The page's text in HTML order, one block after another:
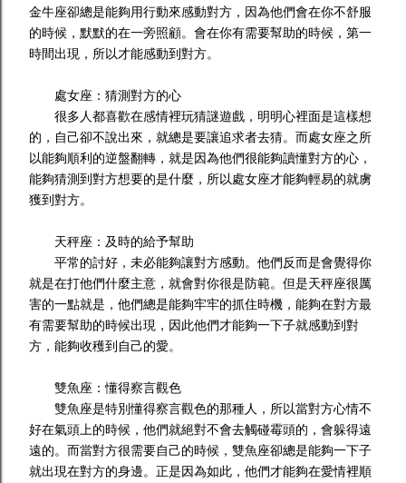
金牛座卻總是能夠用行動來感動對方，因為他們會在你不舒服
的時候，默默的在一旁照顧。會在你有需要幫助的時候，第一
時間出現，所以才能感動到對方。
處女座：猜測對方的心
很多人都喜歡在感情裡玩猜謎遊戲，明明心裡面是這樣想
的，自己卻不說出來，就總是要讓追求者去猜。而處女座之所
以能夠順利的逆盤翻轉，就是因為他們很能夠讀懂對方的心，
能夠猜測到對方想要的是什麼，所以處女座才能夠輕易的就虜
獲到對方。
天秤座：及時的給予幫助
平常的討好，未必能夠讓對方感動。他們反而是會覺得你
就是在打他們什麼主意，就會對你很是防範。但是天秤座很厲
害的一點就是，他們總是能夠牢牢的抓住時機，能夠在對方最
有需要幫助的時候出現，因此他們才能夠一下子就感動到對
方，能夠收穫到自己的愛。
雙魚座：懂得察言觀色
雙魚座是特別懂得察言觀色的那種人，所以當對方心情不
好在氣頭上的時候，他們就絕對不會去觸碰霉頭的，會躲得遠
遠的。而當對方很需要自己的時候，雙魚座卻總是能夠一下子
就出現在對方的身邊。正是因為如此，他們才能夠在愛情裡順